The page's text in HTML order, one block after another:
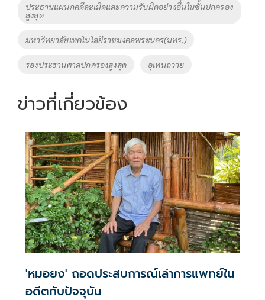
k k
ประธานแผนกคดีละเมิดและความรับผิดอย่างอื่นในชั้นปกครอง
สูงสุด
มหาวิทยาลัยเทคโนโลยีราชมงคลพระนคร(มทร.)
รองประธานศาลปกครองสูงสุด อุเทนถวาย
ข่าวที่เกี่ยวข้อง
'หมอยง' ถอดประสบการณ์เล่าการแพทย์ใน
อดีตกับปัจจุบัน